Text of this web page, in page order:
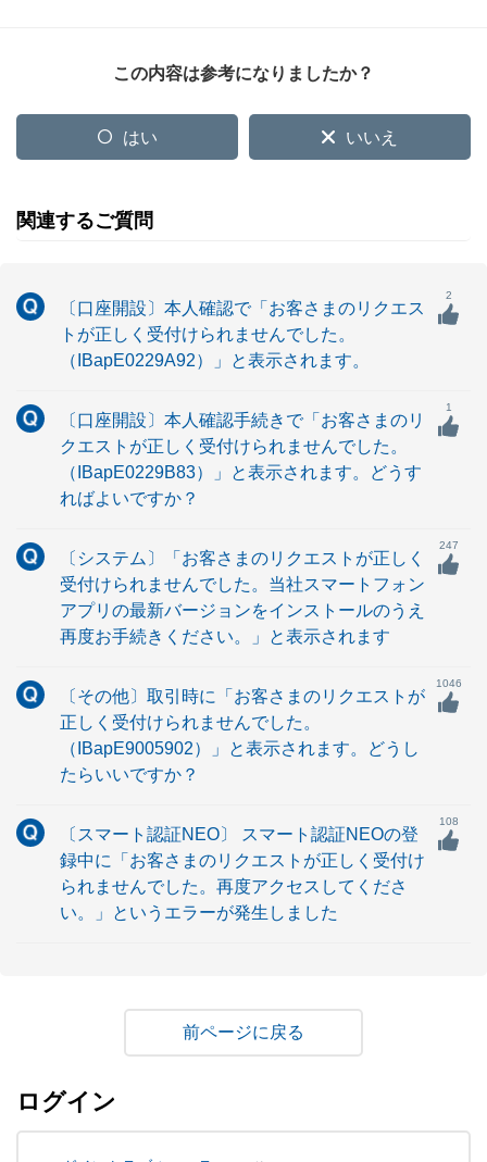
この内容は参考になりましたか？
はい いいえ
関連するご質問
〔口座開設〕本人確認で「お客さまのリクエス
トが正しく受付けられませんでした。
（IBapE0229A92）」と表示されます。
2
〔口座開設〕本人確認手続きで「お客さまのリ
クエストが正しく受付けられませんでした。
（IBapE0229B83）」と表示されます。どうす
ればよいですか？
1
〔システム〕「お客さまのリクエストが正しく
受付けられませんでした。当社スマートフォン
アプリの最新バージョンをインストールのうえ
再度お手続きください。」と表示されます
247
〔その他〕取引時に「お客さまのリクエストが
正しく受付けられませんでした。
（IBapE9005902）」と表示されます。どうし
たらいいですか？
1046
〔スマート認証NEO〕 スマート認証NEOの登
録中に「お客さまのリクエストが正しく受付け
られませんでした。再度アクセスしてくださ
い。」というエラーが発生しました
108
戻る
ログイン